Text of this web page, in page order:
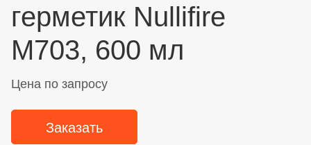
герметик Nullifire
M703, 600 мл
Цена по запросу
Заказать